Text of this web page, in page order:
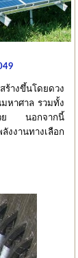
างขึ้นโดยดวง
หาศาล รวมทั้ง
วย นอกจากนี้
งงานทางเลือก